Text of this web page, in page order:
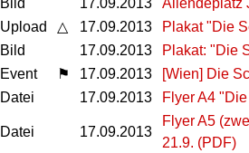
Upload △ 17.09.2013
Plakat "Die
Bild 17.09.2013
Plakat: "Die
Event ⚑ 17.09.2013
[Wien] Die
Datei 17.09.2013 Flyer A4
Datei 17.09.2013
Flyer A5
21.9. (PDF)